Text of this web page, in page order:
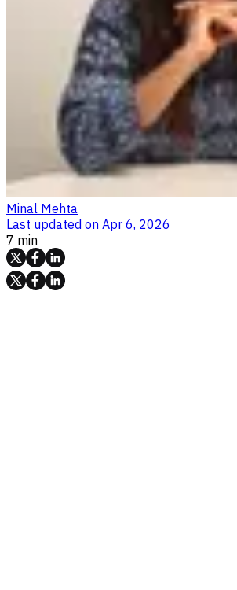
Minal Mehta
Last updated on Apr 6, 2026
7 min